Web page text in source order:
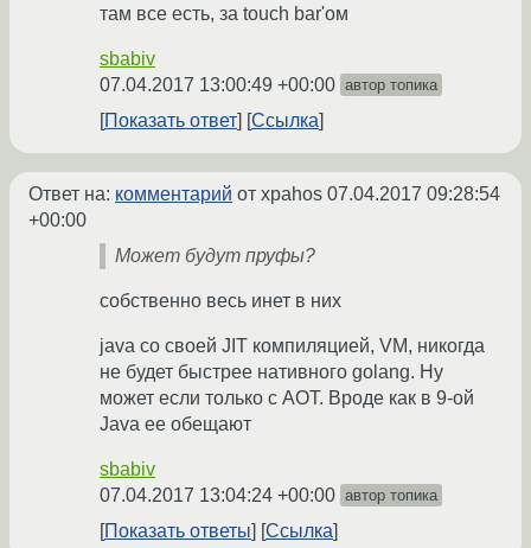
там все есть, за touch bar'ом
sbabiv
07.04.2017 13:00:49 +00:00 автор топика
Показать ответ Ссылка
Ответ на: комментарий от xpahos 07.04.2017 09:28:54
+00:00
Может будут пруфы?
собственно весь инет в них
java со своей JIT компиляцией, VM, никогда
не будет быстрее нативного golang. Ну
может если только с AOT. Вроде как в 9-ой
Java ее обещают
sbabiv
07.04.2017 13:04:24 +00:00 автор топика
Показать ответы Ссылка